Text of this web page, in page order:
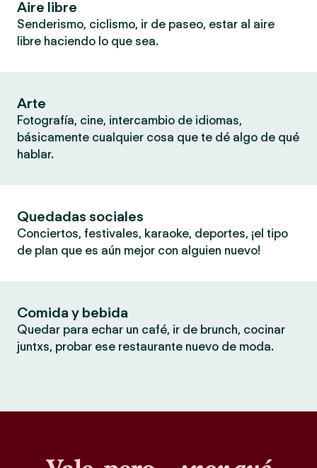
Aire libre
Senderismo, ciclismo, ir de paseo, estar al aire
libre haciendo lo que sea.
Arte
Fotografía, cine, intercambio de idiomas,
básicamente cualquier cosa que te dé algo de qué
hablar.
Quedadas sociales
Conciertos, festivales, karaoke, deportes, ¡el tipo
de plan que es aún mejor con alguien nuevo!
Comida y bebida
Quedar para echar un café, ir de brunch, cocinar
juntxs, probar ese restaurante nuevo de moda.